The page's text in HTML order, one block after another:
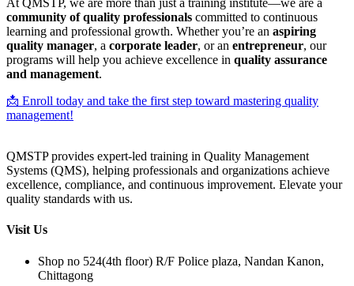
At QMSTP, we are more than just a training institute—we are a
community of quality professionals committed to continuous
learning and professional growth. Whether you’re an aspiring
quality manager, a corporate leader, or an entrepreneur, our
programs will help you achieve excellence in quality assurance
and management.
📩 Enroll today and take the first step toward mastering quality
management!
QMSTP provides expert-led training in Quality Management
Systems (QMS), helping professionals and organizations achieve
excellence, compliance, and continuous improvement. Elevate your
quality standards with us.
Visit Us
Shop no 524(4th floor) R/F Police plaza, Nandan Kanon,
Chittagong